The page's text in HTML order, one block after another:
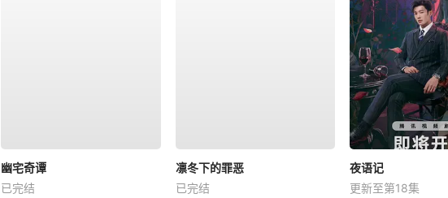
幽宅奇谭
已完结
凛冬下的罪恶
已完结
夜语记
更新至第18集